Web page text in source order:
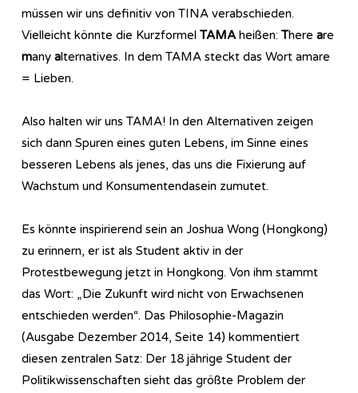
müssen wir uns definitiv von TINA verabschieden.
Vielleicht könnte die Kurzformel TAMA heißen: There are
many alternatives. In dem TAMA steckt das Wort amare
= Lieben.
Also halten wir uns TAMA! In den Alternativen zeigen
sich dann Spuren eines guten Lebens, im Sinne eines
besseren Lebens als jenes, das uns die Fixierung auf
Wachstum und Konsumentendasein zumutet.
Es könnte inspirierend sein an Joshua Wong (Hongkong)
zu erinnern, er ist als Student aktiv in der
Protestbewegung jetzt in Hongkong. Von ihm stammt
das Wort: „Die Zukunft wird nicht von Erwachsenen
entschieden werden“. Das Philosophie-Magazin
(Ausgabe Dezember 2014, Seite 14) kommentiert
diesen zentralen Satz: Der 18 jährige Student der
Politikwissenschaften sieht das größte Problem der